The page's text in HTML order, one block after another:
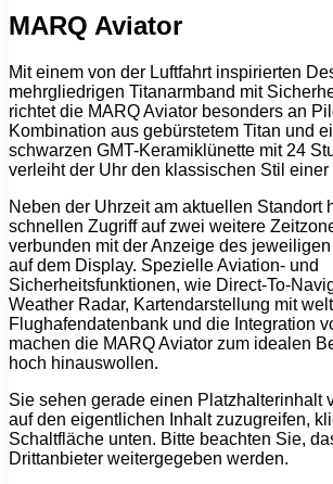
MARQ Aviator
Mit einem von der Luftfahrt inspirierten
mehrgliedrigen Titanarmband mit
richtet die MARQ Aviator besonders an
Kombination aus gebürstetem Titan und
schwarzen GMT-Keramiklünette mit 24
verleiht der Uhr den klassischen Stil einer
Neben der Uhrzeit am aktuellen Standort
schnellen Zugriff auf zwei weitere
verbunden mit der Anzeige des
auf dem Display. Spezielle Aviation- und
Sicherheitsfunktionen, wie Direct-To-
Weather Radar, Kartendarstellung mit
Flughafendatenbank und die Integration
machen die MARQ Aviator zum idealen
hoch hinauswollen.
Sie sehen gerade einen Platzhalterinhalt
auf den eigentlichen Inhalt zuzugreifen,
Schaltfläche unten. Bitte beachten Sie,
Drittanbieter weitergegeben werden.